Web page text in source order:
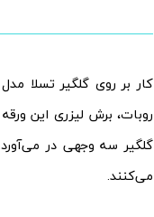
گلگیر سه وجهی در
می‌کنند.